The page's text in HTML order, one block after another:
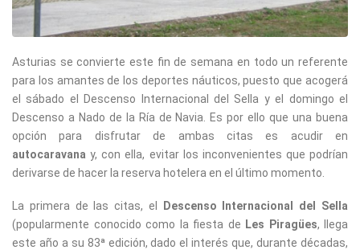
Asturias se convierte este fin de semana en todo un referente
para los amantes de los deportes náuticos, puesto que acogerá
el sábado el Descenso Internacional del Sella y el domingo el
Descenso a Nado de la Ría de Navia. Es por ello que una buena
opción para disfrutar de ambas citas es acudir en
autocaravana y, con ella, evitar los inconvenientes que podrían
derivarse de hacer la reserva hotelera en el último momento.
La primera de las citas, el
Descenso Internacional del Sella
(popularmente conocido como la fiesta de Les Piragües, llega
este año a su 83ª edición, dado el interés que, durante décadas,